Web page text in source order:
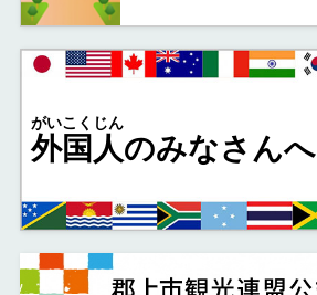
外国人
がいこくじん
のみなさんへ